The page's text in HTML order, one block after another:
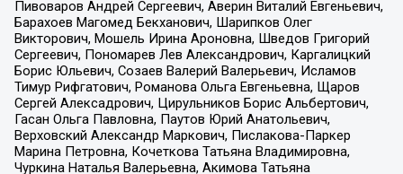
Пивоваров Андрей Сергеевич, Аверин Виталий Евгеньевич,
Барахоев Магомед Бекханович, Шарипков Олег
Викторович, Мошель Ирина Ароновна, Шведов Григорий
Сергеевич, Пономарев Лев Александрович, Каргалицкий
Борис Юльевич, Созаев Валерий Валерьевич, Исламов
Тимур Рифгатович, Романова Ольга Евгеньевна, Щаров
Сергей Алексадрович, Цирульников Борис Альбертович,
Гасан Ольга Павловна, Паутов Юрий Анатольевич,
Верховский Александр Маркович, Пислакова-Паркер
Марина Петровна, Кочеткова Татьяна Владимировна,
Чуркина Наталья Валерьевна, Акимова Татьяна